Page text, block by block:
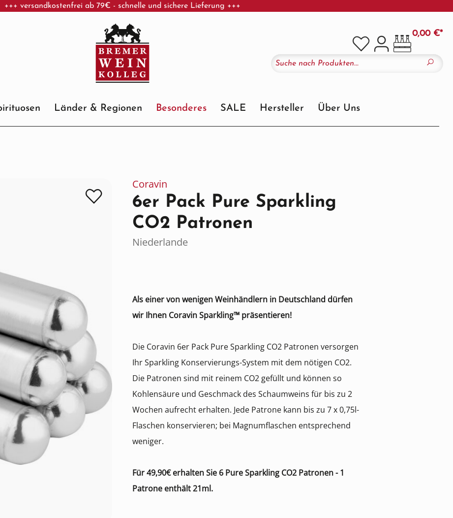
+++ versandkostenfrei ab 79€ - schnelle und sichere Lieferung +++
0,00 €*
Länder & Regionen Besonderes SALE Hersteller Über Uns
Coravin
6er Pack Pure Sparkling
CO2 Patronen
Niederlande
Als einer von wenigen Weinhändlern in Deutschland dürfen
wir Ihnen Coravin Sparkling™ präsentieren!
Die Coravin 6er Pack Pure Sparkling CO2 Patronen versorgen
Ihr Sparkling Konservierungs-System mit dem nötigen CO2.
Die Patronen sind mit reinem CO2 gefüllt und können so
Kohlensäure und Geschmack des Schaumweins für bis zu 2
Wochen aufrecht erhalten. Jede Patrone kann bis zu 7 x 0,75l-
Flaschen konservieren; bei Magnumflaschen entsprechend
weniger.
Für 49,90€ erhalten Sie 6 Pure Sparkling CO2 Patronen - 1
Patrone enthält 21ml.